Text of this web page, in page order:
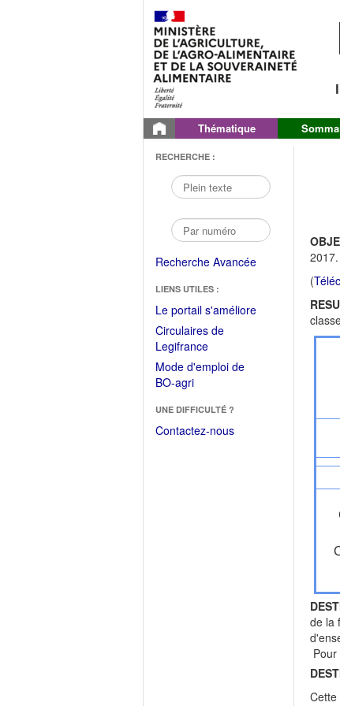
Thématique
RECHERCHE :
Recherche Avancée
LIENS UTILES :
Le portail s'améliore(Fichier
Circulaires de
Legifrance(Ouvrir
dans
une
fenêtre)
Mode d'emploi de
BO-agri(Ouvrir
une
nouvelle
UNE DIFFICULTÉ ?
Contactez-nous
2017.
(
de la
Cette